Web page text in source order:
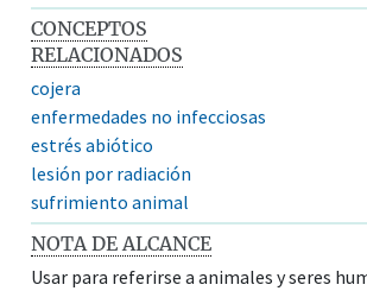
CONCEPTOS
RELACIONADOS
cojera
enfermedades no infecciosas
estrés abiótico
lesión por radiación
sufrimiento animal
NOTA DE ALCANCE
Usar para referirse a animales y seres